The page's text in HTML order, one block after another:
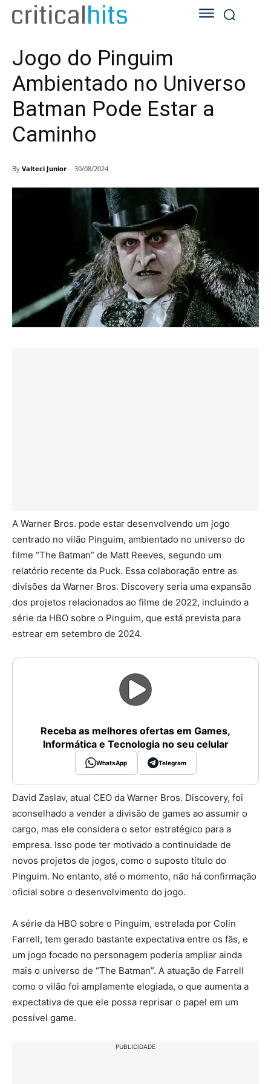
Jogo do Pinguim
Ambientado no Universo
Batman Pode Estar a
Caminho
By Valteci Junior 30/08/2024
A Warner Bros. pode estar desenvolvendo um jogo
centrado no vilão Pinguim, ambientado no universo do
filme “The Batman” de Matt Reeves, segundo um
relatório recente da Puck. Essa colaboração entre as
divisões da Warner Bros. Discovery seria uma expansão
dos projetos relacionados ao filme de 2022, incluindo a
série da HBO sobre o Pinguim, que está prevista para
estrear em setembro de 2024.
Receba as melhores ofertas em Games,
Informática e Tecnologia no seu celular
WhatsApp Telegram
David Zaslav, atual CEO da Warner Bros. Discovery, foi
aconselhado a vender a divisão de games ao assumir o
cargo, mas ele considera o setor estratégico para a
empresa. Isso pode ter motivado a continuidade de
novos projetos de jogos, como o suposto título do
Pinguim. No entanto, até o momento, não há confirmação
oficial sobre o desenvolvimento do jogo.
A série da HBO sobre o Pinguim, estrelada por Colin
Farrell, tem gerado bastante expectativa entre os fãs, e
um jogo focado no personagem poderia ampliar ainda
mais o universo de “The Batman”. A atuação de Farrell
como o vilão foi amplamente elogiada, o que aumenta a
expectativa de que ele possa reprisar o papel em um
possível game.
PUBLICIDADE